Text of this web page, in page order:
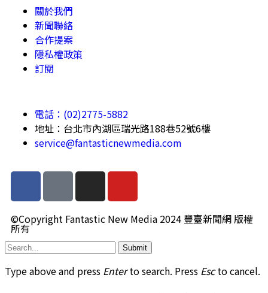
關於我們
新聞聯絡
合作提案
隱私權政策
訂閱
電話：(02)2775-5882
地址：台北市內湖區瑞光路188巷52號6樓
service@fantasticnewmedia.com
©Copyright Fantastic New Media 2024 豐臺新聞網 版權
所有
Submit
Type above and press Enterto search. Press Escto cancel.